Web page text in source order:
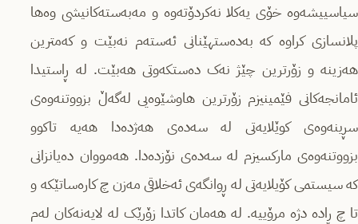
سیاسییشەوە خۆی یەکلا نەکردۆتەوە و مەبەستەکانیشی وەها
پلانسازی کراوە کە بەدەستهێنانی ئەستەم نەبێت و کەمترین
هەزینە و زۆرترین چێژ نەک دەستکەوتی هەبێت. لە ڕاستیدا
ئامانجەکانی فێمینیزم زۆرترین هاوشێوەیی لەگەڵ بزووتنەوەی
سڕینەوەی کوێلایەتی لە سەدەی هەژدەدا هەیە تاکوو
بزووتنەوەی مارکسیزم لە سەدەی نۆزدەدا. هەمووان دەیانزانی
کە سیستمی کۆیلایەتی لە ڕوانگەی ئەخلاقی مەزن چ کارەساتێکە و
تا چ ڕادە دژە مرۆییە. لە هەمان کاتدا زۆرێک لە لایەنەکان لەم